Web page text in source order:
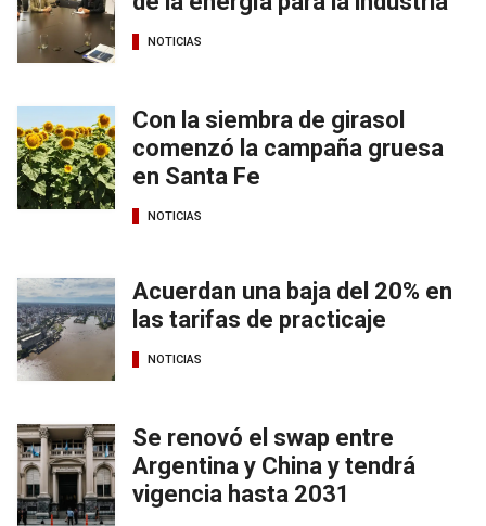
NOTICIAS
Con la siembra de girasol
comenzó la campaña gruesa
en Santa Fe
NOTICIAS
Acuerdan una baja del 20% en
las tarifas de practicaje
NOTICIAS
Se renovó el swap entre
Argentina y China y tendrá
vigencia hasta 2031